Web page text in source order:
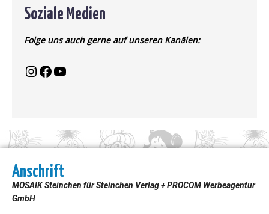
Soziale Medien
Folge uns auch gerne auf unseren Kanälen:
Anschrift
MOSAIK Steinchen für Steinchen Verlag + PROCOM Werbeagentur
GmbH